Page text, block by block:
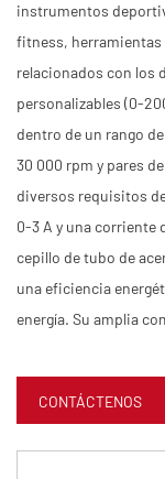
instrumentos
fitness,
relacionados con los
personalizables (0-
dentro de un rango
30 000 rpm y pares
diversos requisitos
0-3 A y una corriente
cepillo de tubo de
una eficiencia
energía. Su amplia
diversas condiciones
alta velocidad para
CONTÁCTENOS